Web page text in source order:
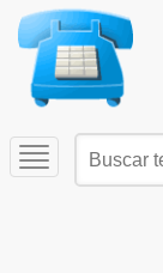
Toggle
navigation